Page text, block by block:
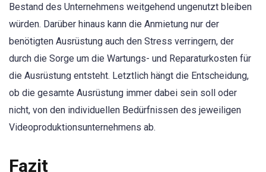
Bestand des Unternehmens weitgehend ungenutzt bleiben
würden. Darüber hinaus kann die Anmietung nur der
benötigten Ausrüstung auch den Stress verringern, der
durch die Sorge um die Wartungs- und Reparaturkosten für
die Ausrüstung entsteht. Letztlich hängt die Entscheidung,
ob die gesamte Ausrüstung immer dabei sein soll oder
nicht, von den individuellen Bedürfnissen des jeweiligen
Videoproduktionsunternehmens ab.
Fazit